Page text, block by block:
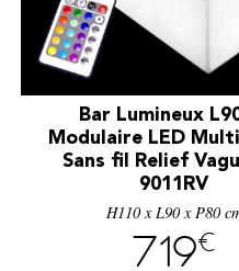
Bar Lumineux
Modulaire LED
Sans fil Relief
9011RV
H110 x L90 x P80
719€